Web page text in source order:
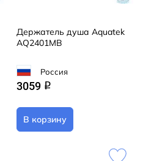
Держатель душа Aquatek
AQ2401MB
Россия
3059 q
В корзину